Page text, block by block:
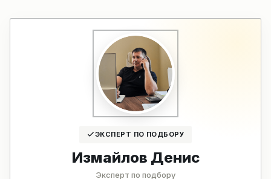
ЭКСПЕРТ ПО ПОДБОРУ
Измайлов Денис
Эксперт по подбору